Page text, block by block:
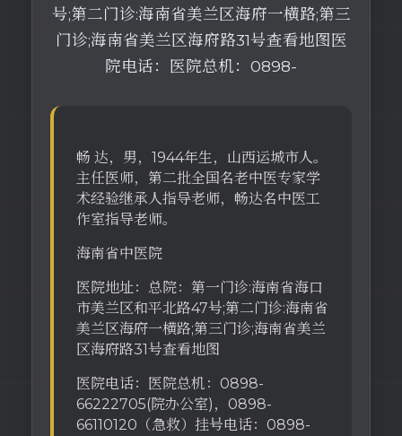
号;第二门诊:海南省美兰区海府一横路;第三
门诊;海南省美兰区海府路31号查看地图医
院电话：医院总机：0898-
畅 达，男，1944年生，山西运城市人。
主任医师，第二批全国名老中医专家学
术经验继承人指导老师，畅达名中医工
作室指导老师。
海南省中医院
医院地址：总院：第一门诊:海南省海口
市美兰区和平北路47号;第二门诊:海南省
美兰区海府一横路;第三门诊;海南省美兰
区海府路31号查看地图
医院电话：医院总机：0898-
66222705(院办公室)，0898-
66110120（急救）挂号电话：0898-